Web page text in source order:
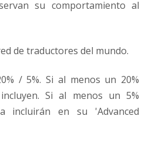
su comportamiento al
de traductores del mundo.
/ 5%. Si al menos un 20%
Si al menos un 5%
incluirán en su 'Advanced